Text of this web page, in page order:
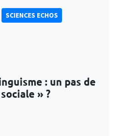
SCIENCES ECHOS
: un pas de
» ?